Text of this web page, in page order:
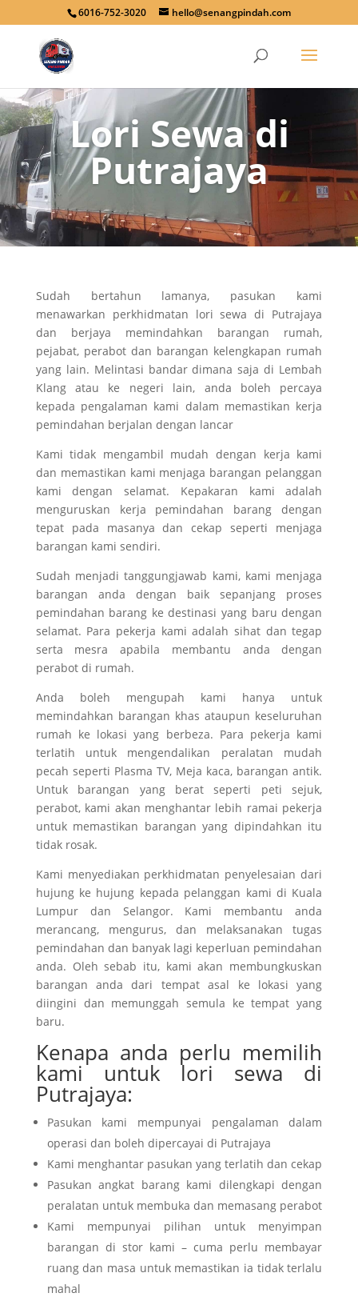
6016-752-3020 hello@senangpindah.com
Lori Sewa di
Putrajaya
Sudah bertahun lamanya, pasukan kami
menawarkan perkhidmatan lori sewa di Putrajaya
dan berjaya memindahkan barangan rumah,
pejabat, perabot dan barangan kelengkapan rumah
yang lain. Melintasi bandar dimana saja di Lembah
Klang atau ke negeri lain, anda boleh percaya
kepada pengalaman kami dalam memastikan kerja
pemindahan berjalan dengan lancar
Kami tidak mengambil mudah dengan kerja kami
dan memastikan kami menjaga barangan pelanggan
kami dengan selamat. Kepakaran kami adalah
menguruskan kerja pemindahan barang dengan
tepat pada masanya dan cekap seperti menjaga
barangan kami sendiri.
Sudah menjadi tanggungjawab kami, kami menjaga
barangan anda dengan baik sepanjang proses
pemindahan barang ke destinasi yang baru dengan
selamat. Para pekerja kami adalah sihat dan tegap
serta mesra apabila membantu anda dengan
perabot di rumah.
Anda boleh mengupah kami hanya untuk
memindahkan barangan khas ataupun keseluruhan
rumah ke lokasi yang berbeza. Para pekerja kami
terlatih untuk mengendalikan peralatan mudah
pecah seperti Plasma TV, Meja kaca, barangan antik.
Untuk barangan yang berat seperti peti sejuk,
perabot, kami akan menghantar lebih ramai pekerja
untuk memastikan barangan yang dipindahkan itu
tidak rosak.
Kami menyediakan perkhidmatan penyelesaian dari
hujung ke hujung kepada pelanggan kami di Kuala
Lumpur dan Selangor. Kami membantu anda
merancang, mengurus, dan melaksanakan tugas
pemindahan dan banyak lagi keperluan pemindahan
anda. Oleh sebab itu, kami akan membungkuskan
barangan anda dari tempat asal ke lokasi yang
diingini dan memunggah semula ke tempat yang
baru.
Kenapa anda perlu memilih
kami untuk lori sewa di
Putrajaya:
Pasukan kami mempunyai pengalaman dalam
operasi dan boleh dipercayai di Putrajaya
Kami menghantar pasukan yang terlatih dan cekap
Pasukan angkat barang kami dilengkapi dengan
peralatan untuk membuka dan memasang perabot
Kami mempunyai pilihan untuk menyimpan
barangan di stor kami – cuma perlu membayar
ruang dan masa untuk memastikan ia tidak terlalu
mahal